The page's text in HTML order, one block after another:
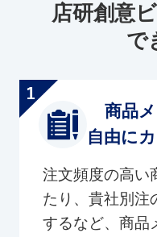
店研創意
で
商品
自由に
注文頻度の高い
たり、貴社別注
するなど、商品